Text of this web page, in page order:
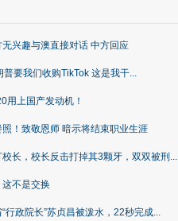
兴趣与澳直接对话 中方回应
要我们收购TikTok 这是我干...
用上国产发动机！
！致敬恩师 暗示将结束职业生涯
长，校长反击打掉其3颗牙，双双被刑...
不是交换
行政院长”苏贞昌被泼水，22秒完成...